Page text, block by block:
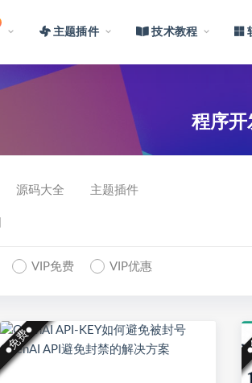
主题插件 技术教程
程序开
源码大全 主题插件
VIP免费 VIP优惠
●免费●